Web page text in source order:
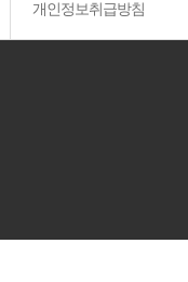
개인정보취급방침